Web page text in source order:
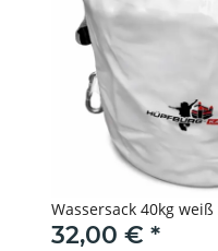
Wassersack 40kg
32,00 € *